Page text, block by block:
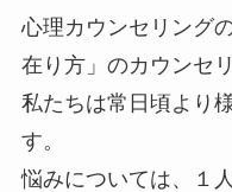
心理カウンセリング
在り方」のカウンセリ
私たちは常日頃より
す。
悩みについては、１